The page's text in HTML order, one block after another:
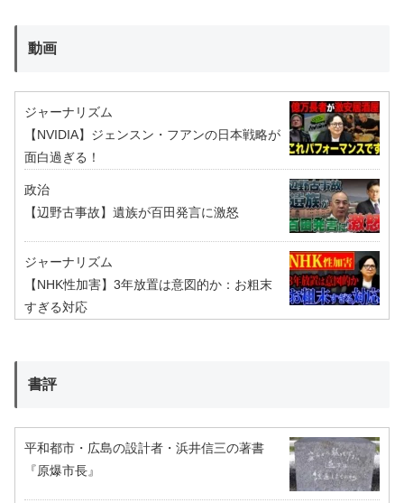
動画
ジャーナリズム
【NVIDIA】ジェンスン・フアンの日本戦略が
面白過ぎる！
政治
【辺野古事故】遺族が百田発言に激怒
ジャーナリズム
【NHK性加害】3年放置は意図的か：お粗末
すぎる対応
書評
平和都市・広島の設計者・浜井信三の著書
『原爆市長』